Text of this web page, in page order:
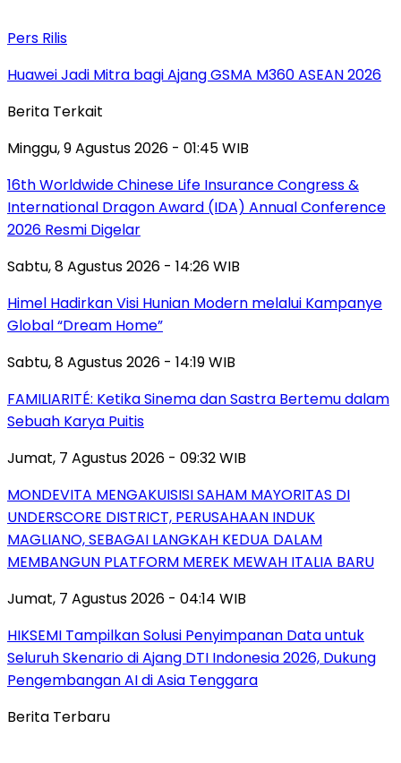
Pers Rilis
Huawei Jadi Mitra bagi Ajang GSMA M360 ASEAN 2026
Berita Terkait
Minggu, 9 Agustus 2026 - 01:45 WIB
16th Worldwide Chinese Life Insurance Congress &
International Dragon Award (IDA) Annual Conference
2026 Resmi Digelar
Sabtu, 8 Agustus 2026 - 14:26 WIB
Himel Hadirkan Visi Hunian Modern melalui Kampanye
Global “Dream Home”
Sabtu, 8 Agustus 2026 - 14:19 WIB
FAMILIARITÉ: Ketika Sinema dan Sastra Bertemu dalam
Sebuah Karya Puitis
Jumat, 7 Agustus 2026 - 09:32 WIB
MONDEVITA MENGAKUISISI SAHAM MAYORITAS DI
UNDERSCORE DISTRICT, PERUSAHAAN INDUK
MAGLIANO, SEBAGAI LANGKAH KEDUA DALAM
MEMBANGUN PLATFORM MEREK MEWAH ITALIA BARU
Jumat, 7 Agustus 2026 - 04:14 WIB
HIKSEMI Tampilkan Solusi Penyimpanan Data untuk
Seluruh Skenario di Ajang DTI Indonesia 2026, Dukung
Pengembangan AI di Asia Tenggara
Berita Terbaru